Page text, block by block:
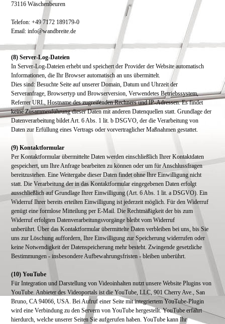
73116 Wäschenbeuren
Telefon: +49 7172 189179-0
Email: info@wandbreite.de
(8) Server-Log-Dateien
In Server-Log-Dateien erhebt und speichert der Provider der Website automatisch
Informationen, die Ihr Browser automatisch an uns übermittelt.
Dies sind: Besuchte Seite auf unserer Domain, Datum und Uhrzeit der
Serveranfrage,Browsertyp und Browserversion, Verwendetes Betriebssystem,
Referrer URL,Hostname des zugreifenden Rechners und IP-Adressen.Es findet
keine Zusammenführung dieser Daten mit anderen Datenquellen statt. Grundlage der
Datenverarbeitung bildet Art. 6 Abs. 1 lit. b DSGVO, der die Verarbeitung von
Daten zur Erfüllung eines Vertrags oder vorvertraglicher Maßnahmen gestattet.
(9) Kontaktformular
Per Kontaktformular übermittelte Daten werden einschließlich Ihrer Kontaktdaten
gespeichert, um Ihre Anfrage bearbeiten zu können oder um für Anschlussfragen
bereitzustehen. Eine Weitergabe dieser Daten findet ohne Ihre Einwilligung nicht
statt.Die Verarbeitung der in das Kontaktformular eingegebenen Daten erfolgt
ausschließlich auf Grundlage Ihrer Einwilligung (Art. 6 Abs. 1 lit. a DSGVO). Ein
Widerruf Ihrer bereits erteilten Einwilligung ist jederzeit möglich. Für den Widerruf
genügt eine formlose Mitteilung per E-Mail. Die Rechtmäßigkeit der bis zum
Widerruf erfolgten Datenverarbeitungsvorgänge bleibt vom Widerruf
unberührt.Über das Kontaktformular übermittelte Daten verbleiben bei uns, bis Sie
uns zur Löschung auffordern, Ihre Einwilligung zur Speicherung widerrufen oder
keine Notwendigkeit der Datenspeicherung mehr besteht. Zwingende gesetzliche
Bestimmungen - insbesondere Aufbewahrungsfristen - bleiben unberührt.
(10) YouTube
Für Integration und Darstellung von Videoinhalten nutzt unsere Website Plugins von
YouTube. Anbieter des Videoportals ist die YouTube, LLC, 901 Cherry Ave., San
Bruno, CA 94066, USA.Bei Aufruf einer Seite mit integriertem YouTube-Plugin
wird eine Verbindung zu den Servern von YouTube hergestellt. YouTube erfährt
hierdurch, welche unserer Seiten Sie aufgerufen haben.YouTube kann Ihr